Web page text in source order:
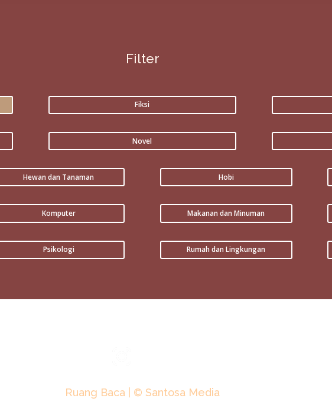
Filter
Fiksi
Novel
Hewan dan Tanaman Hobi
Komputer Makanan dan Minuman
Psikologi Rumah dan Lingkungan
Ruang Baca | © Santosa Media